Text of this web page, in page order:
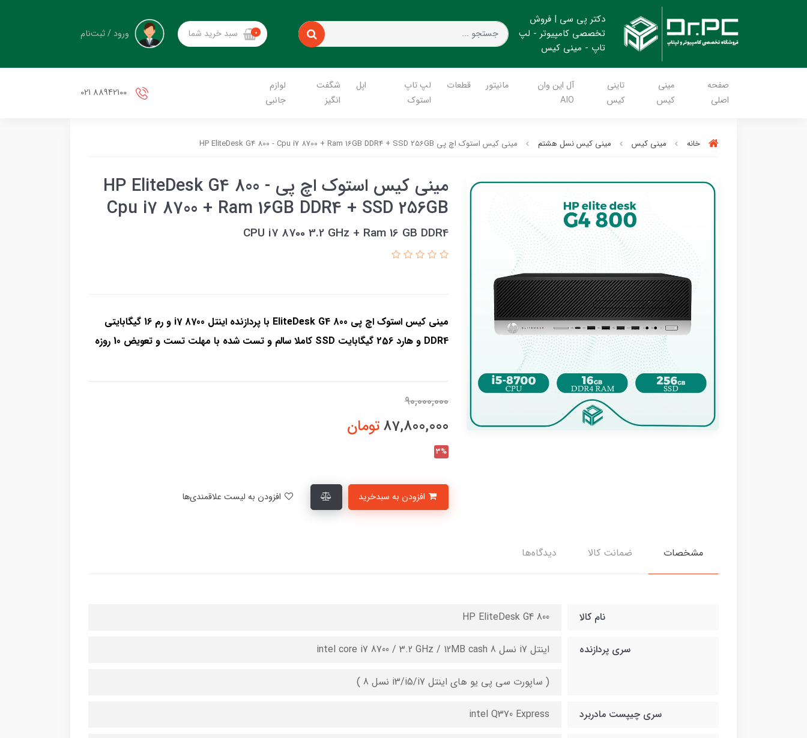
دکتر پی سی | فروش
تخصصی کامپیوتر - لپ
تاپ - مینی کیس
0 سبد خرید شما ورود / ثبت‌نام
صفحه
اصلی
مینی
کیس
تاینی
کیس
آل این وان
AIO
مانیتور قطعات
لپ تاپ
استوک
اپل
شگفت
انگیز
لوازم
جانبی
خانه مینی کیس مینی کیس نسل هشتم مینی کیس استوک اچ پی HP EliteDesk G4 800 - Cpu i7 8700 + Ram 16GB DDR4 + SSD 256GB
مینی کیس استوک اچ پی HP EliteDesk G4 800 -
Cpu i7 8700 + Ram 16GB DDR4 + SSD 256GB
CPU i7 8700 3.2 GHz + Ram 16 GB DDR4
مینی کیس استوک اچ پی EliteDesk G4 800 با پردازنده اینتل i7 8700 و رم 16 گیگابایتی
DDR4 و هارد 256 گیگابایت SSD کاملا سالم و تست شده با مهلت تست و تعویض 10 روزه
90,000,000
87,800,000تومان
3%
مشخصات ضمانت کالا دیدگاه‌ها
نام کالا HP EliteDesk G4 800
سری پردازنده اینتل i7 نسل 8 intel core i7 8700 / 3.2 GHz / 12MB cash
( ساپورت سی پی یو های اینتل i3/i5/i7 نسل 8 )
سری چیپست مادربرد intel Q370 Express